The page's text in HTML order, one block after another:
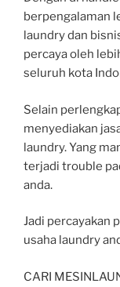
berpengalaman
laundry dan
percaya oleh
seluruh kota
Selain
menyediakan
laundry. Yang
terjadi trouble
anda.
Jadi percayakan
usaha laundry
CARI